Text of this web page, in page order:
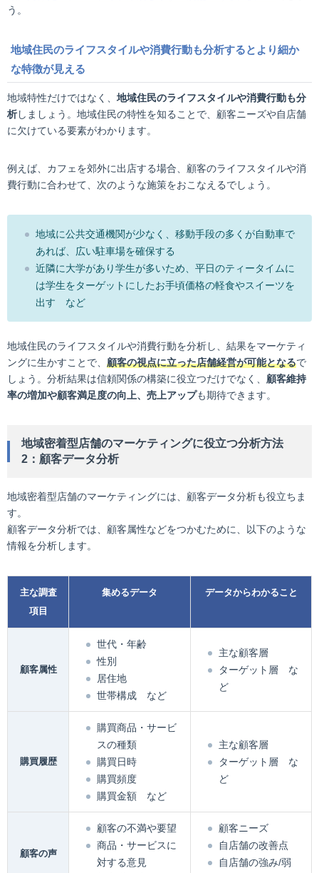
う。
地域住民のライフスタイルや消費行動も分析するとより細か
な特徴が見える
地域特性だけではなく、 地域住民のライフスタイルや消費行動も分
析しましょう。地域住民の特性を知ることで、顧客ニーズや自店舗
に欠けている要素がわかります。
例えば、カフェを郊外に出店する場合、顧客のライフスタイルや消
費行動に合わせて、次のような施策をおこなえるでしょう。
地域に公共交通機関が少なく、移動手段の多くが自動車で
あれば、広い駐車場を確保する
近隣に大学があり学生が多いため、平日のティータイムに
は学生をターゲットにしたお手頃価格の軽食やスイーツを
出す など
地域住民のライフスタイルや消費行動を分析し、結果をマーケティ
ングに生かすことで、 顧客の視点に立った店舗経営が可能となるで
しょう。分析結果は信頼関係の構築に役立つだけでなく、 顧客維持
率の増加や顧客満足度の向上、売上アップも期待できます。
地域密着型店舗のマーケティングに役立つ分析方法
2：顧客データ分析
地域密着型店舗のマーケティングには、顧客データ分析も役立ちま
す。
顧客データ分析では、顧客属性などをつかむために、以下のような
情報を分析します。
主な調査
項目
集めるデータ データからわかること
顧客属性
世代・年齢
性別
居住地
世帯構成 など
主な顧客層
ターゲット層 な
ど
購買履歴
購買商品・サービ
スの種類
購買日時
購買頻度
購買金額 など
主な顧客層
ターゲット層 な
ど
顧客の声
顧客の不満や要望
商品・サービスに
対する意見
顧客ニーズ
自店舗の改善点
自店舗の強み/弱